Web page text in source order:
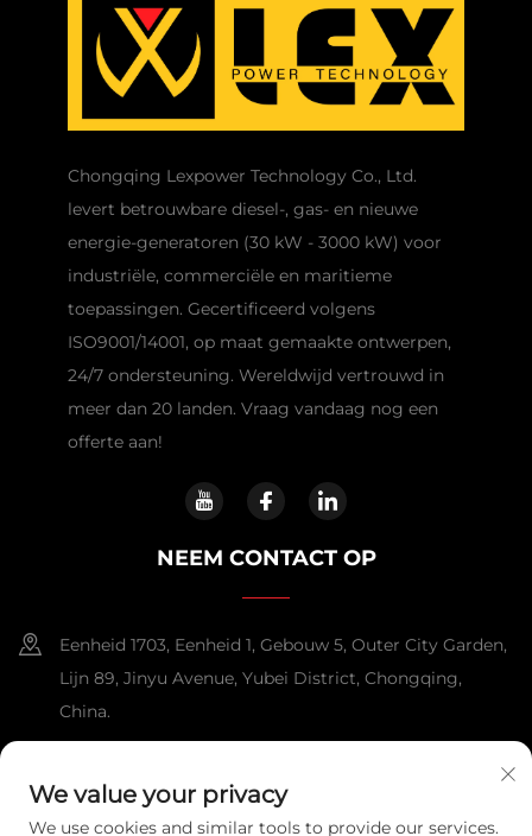
Chongqing Lexpower Technology Co., Ltd.
levert betrouwbare diesel-, gas- en nieuwe
energie-generatoren (30 kW - 3000 kW) voor
industriële, commerciële en maritieme
toepassingen. Gecertificeerd volgens
ISO9001/14001, op maat gemaakte ontwerpen,
24/7 ondersteuning. Wereldwijd vertrouwd in
meer dan 20 landen. Vraag vandaag nog een
offerte aan!
NEEM CONTACT OP
Eenheid 1703, Eenheid 1, Gebouw 5, Outer City Garden,
Lijn 89, Jinyu Avenue, Yubei District, Chongqing,
China.
[email protected]
We value your privacy
We use cookies and similar tools to provide our services.